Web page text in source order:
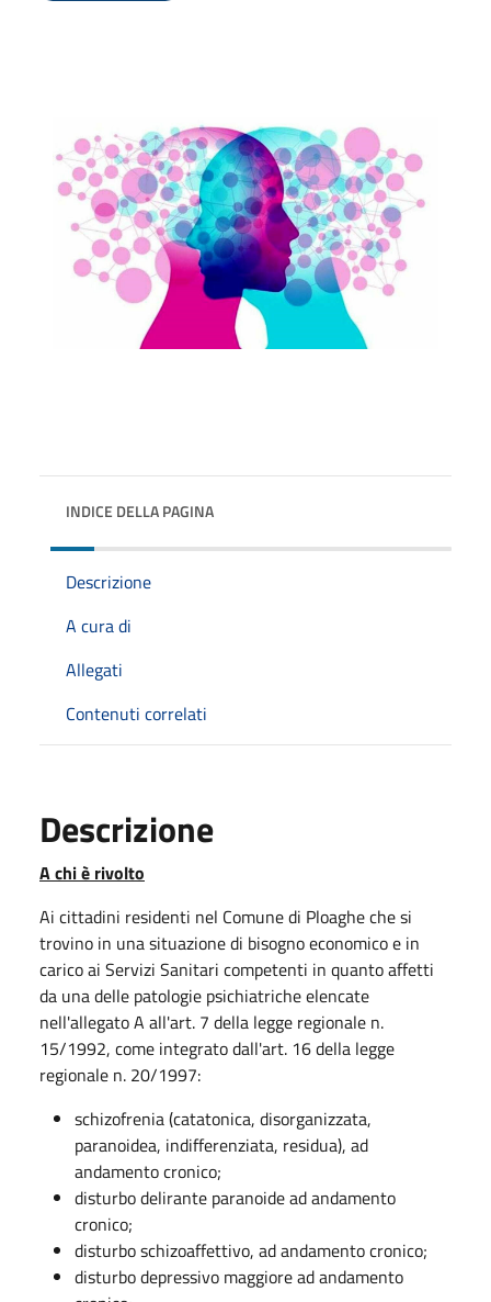
INDICE DELLA PAGINA
Descrizione
A cura di
Allegati
Contenuti correlati
Descrizione
A chi è rivolto
Ai cittadini residenti nel Comune di Ploaghe che si
trovino in una situazione di bisogno economico e in
carico ai Servizi Sanitari competenti in quanto affetti
da una delle patologie psichiatriche elencate
nell'allegato A all'art. 7 della legge regionale n.
15/1992, come integrato dall'art. 16 della legge
regionale n. 20/1997:
schizofrenia (catatonica, disorganizzata,
paranoidea, indifferenziata, residua), ad
andamento cronico;
disturbo delirante paranoide ad andamento
cronico;
disturbo schizoaffettivo, ad andamento cronico;
disturbo depressivo maggiore ad andamento